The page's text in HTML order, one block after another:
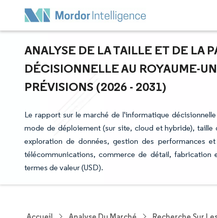
ANALYSE DE LA TAILLE ET DE LA
DÉCISIONNELLE AU ROYAUME-
PRÉVISIONS (2026 - 2031)
Le rapport sur le marché de l'informatique
mode de déploiement (sur site, cloud et hybride),
exploration de données, gestion des performances
télécommunications, commerce de détail,
termes de valeur (USD).